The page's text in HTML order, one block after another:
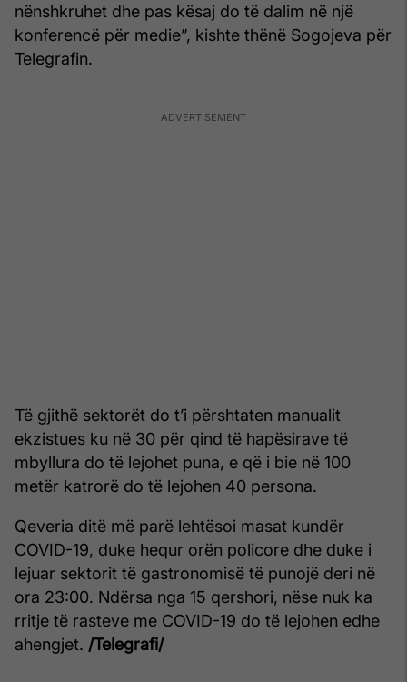
nënshkruhet dhe pas kësaj do të dalim në një
konferencë për medie”, kishte thënë Sogojeva për
Telegrafin.
Të gjithë sektorët do t’i përshtaten manualit
ekzistues ku në 30 për qind të hapësirave të
mbyllura do të lejohet puna, e që i bie në 100
metër katrorë do të lejohen 40 persona.
Qeveria ditë më parë lehtësoi masat kundër
COVID-19, duke hequr orën policore dhe duke i
lejuar sektorit të gastronomisë të punojë deri në
ora 23:00. Ndërsa nga 15 qershori, nëse nuk ka
rritje të rasteve me COVID-19 do të lejohen edhe
ahengjet. /Telegrafi/